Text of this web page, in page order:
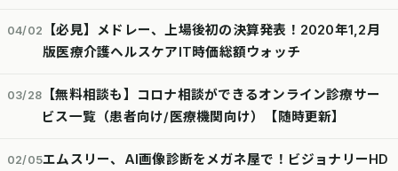
04/02
【必見】メドレー、上場後初の決算発表！2020年1,2月
版医療介護ヘルスケアIT時価総額ウォッチ
03/28
【無料相談も】コロナ相談ができるオンライン診療サー
ビス一覧（患者向け/医療機関向け）【随時更新】
02/05エムスリー、AI画像診断をメガネ屋で！ビジョナリーHD